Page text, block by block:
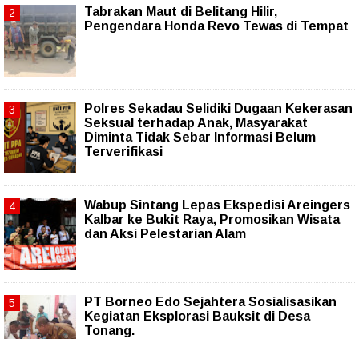
Tabrakan Maut di Belitang Hilir,
Pengendara Honda Revo Tewas di Tempat
Polres Sekadau Selidiki Dugaan Kekerasan
Seksual terhadap Anak, Masyarakat
Diminta Tidak Sebar Informasi Belum
Terverifikasi
Wabup Sintang Lepas Ekspedisi Areingers
Kalbar ke Bukit Raya, Promosikan Wisata
dan Aksi Pelestarian Alam
PT Borneo Edo Sejahtera Sosialisasikan
Kegiatan Eksplorasi Bauksit di Desa
Tonang.